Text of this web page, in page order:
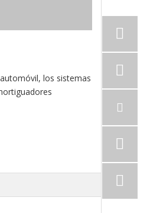
los sistemas